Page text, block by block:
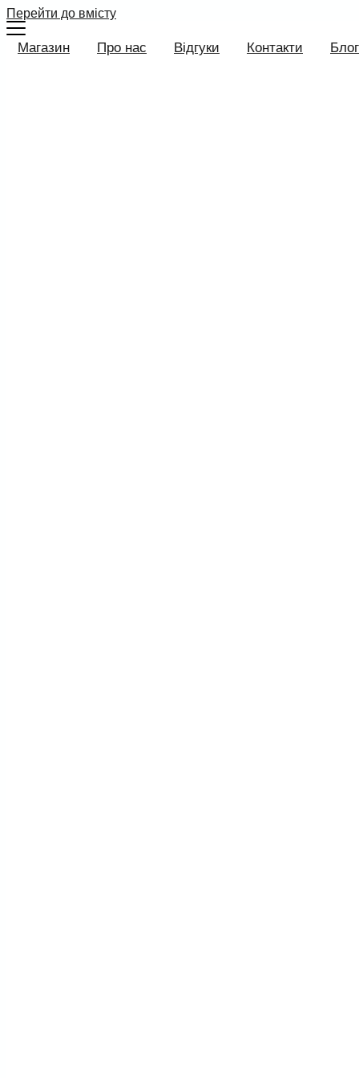
Перейти до вмісту
Магазин Про нас Відгуки Контакти Блог